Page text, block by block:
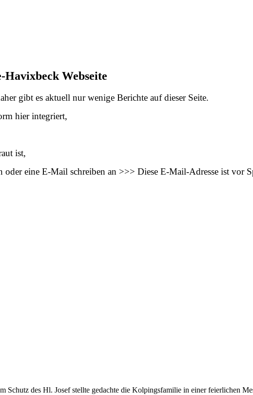
Havixbeck Webseite
gibt es aktuell nur wenige Berichte auf dieser Seite.
hier integriert,
ist,
oder eine E-Mail schreiben an >>> Diese E-Mail-Adresse ist vor
Schutz des Hl. Josef stellte gedachte die Kolpingsfamilie in einer feierlichen